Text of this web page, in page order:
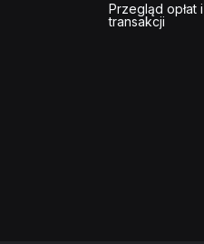
Przegląd opłat i
transakcji